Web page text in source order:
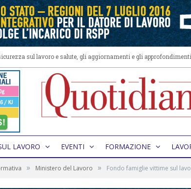
sul lavoro e salute, gli aggiornamenti e gli approfondimenti
LAVORO EVENTI FORMAZIONE
» Ministero del Lavoro » Fondo famiglie vittime sul